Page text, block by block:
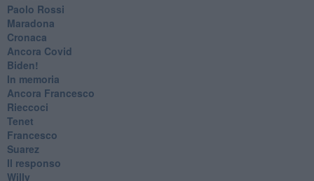
Paolo Rossi
Maradona
Cronaca
​Ancora Covid
​Biden!
In memoria
​Ancora Francesco
Rieccoci
Tenet
Francesco
Suarez
​Il responso
Willy